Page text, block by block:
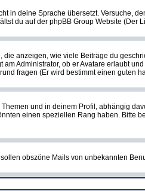
in deine Sprache übersetzt. Versuche,
du auf der phpBB Group Website (Der
anzeigen, wie viele Beiträge du
Administrator, ob er Avatare erlaubt
fragen (Er wird bestimmt einen guten
und in deinem Profil, abhängig
einen speziellen Rang haben. Bitte
obszöne Mails von unbekannten